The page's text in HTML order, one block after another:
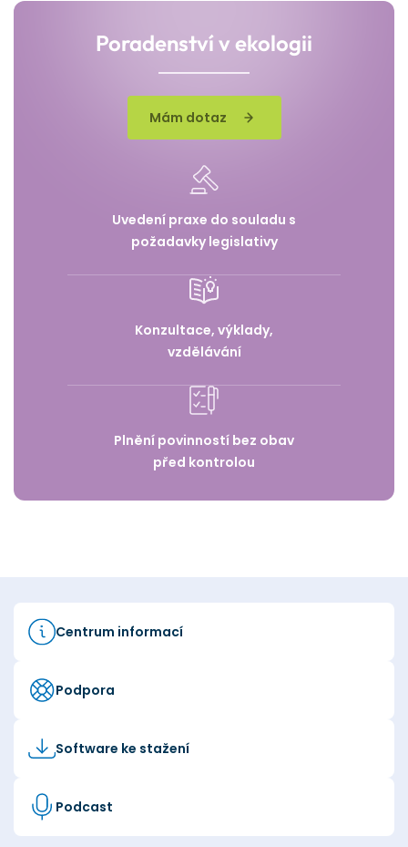
Poradenství v ekologii
Mám dotaz
Uvedení praxe do souladu s
požadavky legislativy
Konzultace, výklady,
vzdělávání
Plnění povinností bez obav
před kontrolou
Centrum informací
Podpora
Software ke stažení
Podcast